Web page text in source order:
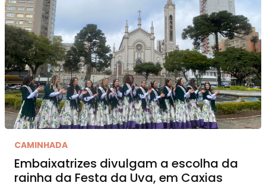
CAMINHADA
Embaixatrizes divulgam a escolha da
rainha da Festa da Uva, em Caxias